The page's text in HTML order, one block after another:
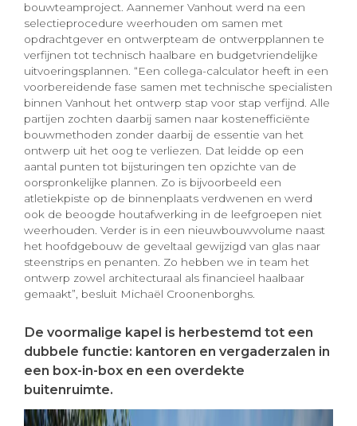
bouwteamproject. Aannemer Vanhout werd na een
selectieprocedure weerhouden om samen met
opdrachtgever en ontwerpteam de ontwerpplannen te
verfijnen tot technisch haalbare en budgetvriendelijke
uitvoeringsplannen. “Een collega-calculator heeft in een
voorbereidende fase samen met technische specialisten
binnen Vanhout het ontwerp stap voor stap verfijnd. Alle
partijen zochten daarbij samen naar kostenefficiënte
bouwmethoden zonder daarbij de essentie van het
ontwerp uit het oog te verliezen. Dat leidde op een
aantal punten tot bijsturingen ten opzichte van de
oorspronkelijke plannen. Zo is bijvoorbeeld een
atletiekpiste op de binnenplaats verdwenen en werd
ook de beoogde houtafwerking in de leefgroepen niet
weerhouden. Verder is in een nieuwbouwvolume naast
het hoofdgebouw de geveltaal gewijzigd van glas naar
steenstrips en penanten. Zo hebben we in team het
ontwerp zowel architecturaal als financieel haalbaar
gemaakt”, besluit Michaël Croonenborghs.
De voormalige kapel is herbestemd tot een
dubbele functie: kantoren en vergaderzalen in
een box-in-box en een overdekte
buitenruimte.